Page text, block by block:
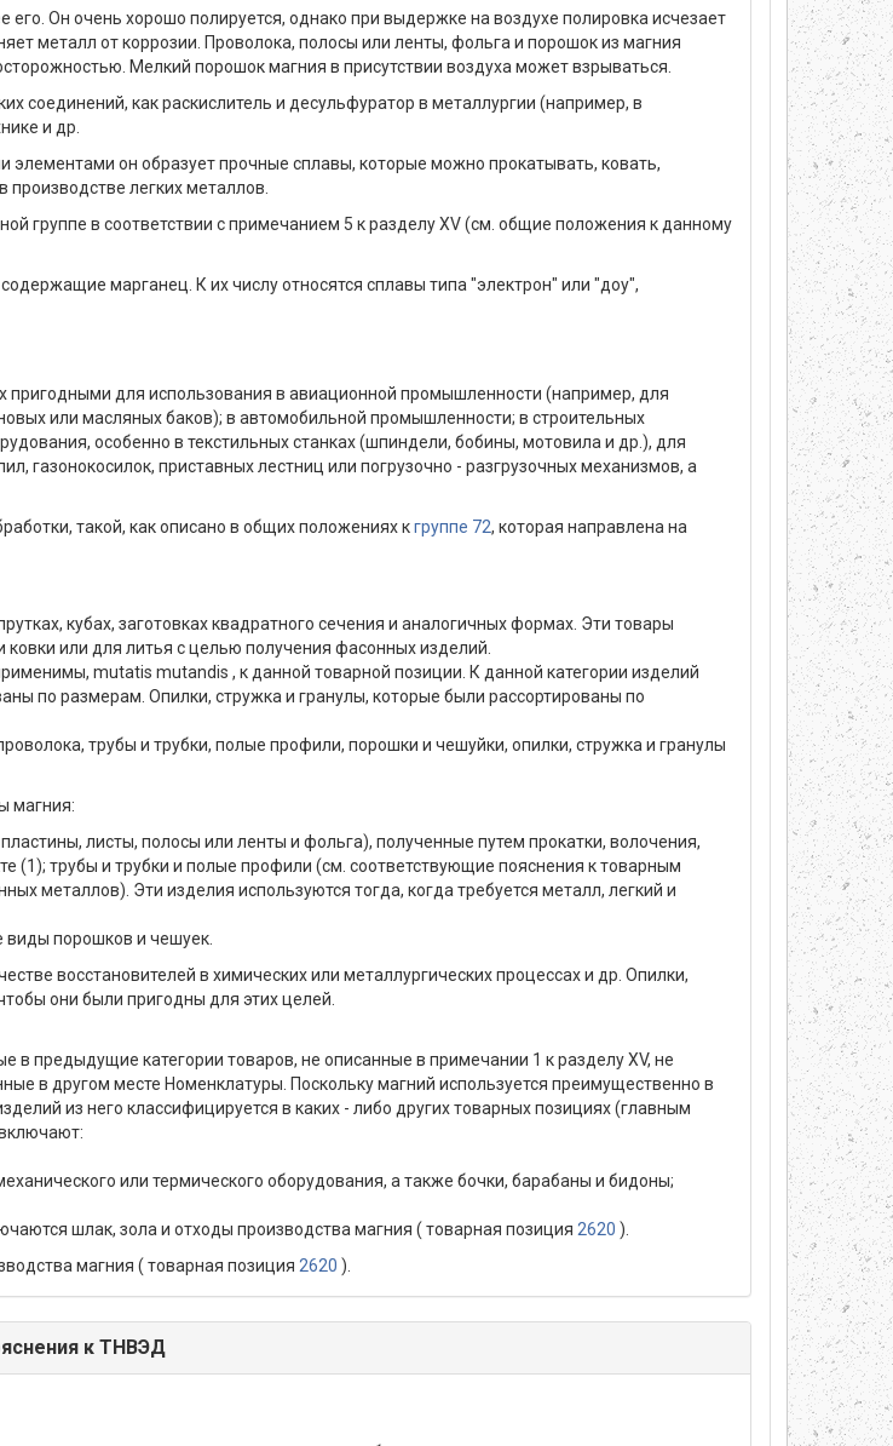
Он очень хорошо полируется, однако при выдержке на воздухе полировка исчезает
металл от коррозии. Проволока, полосы или ленты, фольга и порошок из магния
Мелкий порошок магния в присутствии воздуха может взрываться.
соединений, как раскислитель и десульфуратор в металлургии (например, в
и др.
элементами он образует прочные сплавы, которые можно прокатывать, ковать,
легких металлов.
группе в соответствии с примечанием 5 к разделу XV (см. общие положения к данному
марганец. К их числу относятся сплавы типа "электрон" или "доу",
пригодными для использования в авиационной промышленности (например, для
или масляных баков); в автомобильной промышленности; в строительных
особенно в текстильных станках (шпиндели, бобины, мотовила и др.), для
газонокосилок, приставных лестниц или погрузочно - разгрузочных механизмов, а
такой, как описано в общих положениях кгруппе 72, которая направлена на
кубах, заготовках квадратного сечения и аналогичных формах. Эти товары
или для литья с целью получения фасонных изделий.
mutatis mutandis , к данной товарной позиции. К данной категории изделий
по размерам. Опилки, стружка и гранулы, которые были рассортированы по
трубы и трубки, полые профили, порошки и чешуйки, опилки, стружка и гранулы
магния:
листы, полосы или ленты и фольга), полученные путем прокатки, волочения,
(1); трубы и трубки и полые профили (см. соответствующие пояснения к товарным
металлов). Эти изделия используются тогда, когда требуется металл, легкий и
виды порошков и чешуек.
восстановителей в химических или металлургических процессах и др. Опилки,
они были пригодны для этих целей.
в предыдущие категории товаров, не описанные в примечании 1 к разделу XV, не
в другом месте Номенклатуры. Поскольку магний используется преимущественно в
из него классифицируется в каких - либо других товарных позициях (главным
или термического оборудования, а также бочки, барабаны и бидоны;
шлак, зола и отходы производства магния ( товарная позиция 2620 ).
магния ( товарная позиция 2620 ).
к ТНВЭД